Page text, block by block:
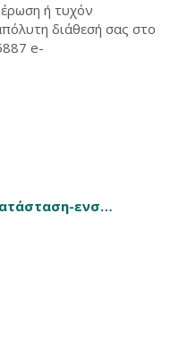
ή τυχόν
διάθεσή σας στο
e-
ενσ…